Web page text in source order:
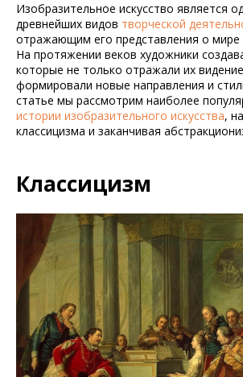
Изобразительное искусство является
древнейших видов творческой
отражающим его представления о мире
На протяжении веков художники
которые не только отражали их
формировали новые направления и
статье мы рассмотрим наиболее
истории изобразительного искусства,
классицизма и заканчивая
Классицизм